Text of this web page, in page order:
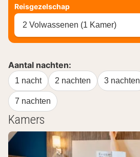
Reisgezelschap
2 Volwassenen (1 Kamer)
Aantal nachten:
1 nacht 2 nachten 3 nachten
7 nachten
Kamers